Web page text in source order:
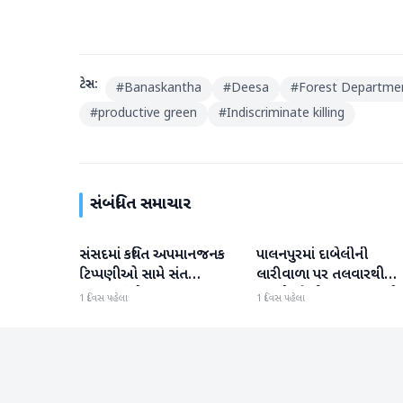
ટેગ્સ: #Banaskantha #Deesa #Forest
#productive green #Indiscriminate killing
સંબંધિત સમાચાર
બનાસકાંઠા
સંસદમાં કથિત અપમાનજનક
ટિપ્પણીઓ સામે સંત
સમાજમાં રોષ: પાલનપુરમાં
1 દિવસ પહેલા
બનાસકાંઠા
પાલનપુરમાં દાબેલીની
લારીવાળા પર તલવારથી
હુમલો: બે ઈજાગ્રસ્ત, આરોપી
1 દિવસ પહેલા